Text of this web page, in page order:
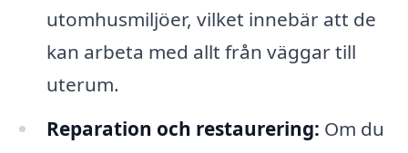
utomhusmiljöer, vilket innebär att de
kan arbeta med allt från väggar till
uterum.
Reparation och restaurering: Om du